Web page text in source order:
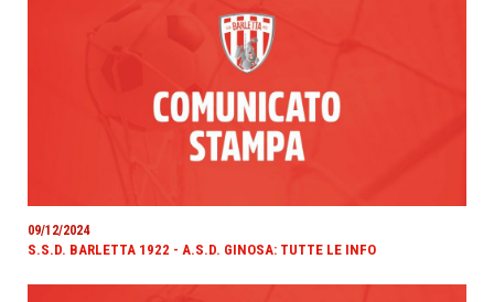
09/12/2024
S.S.D. BARLETTA 1922 - A.S.D. GINOSA: TUTTE LE INFO